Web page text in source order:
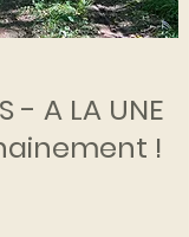
- A LA UNE
!